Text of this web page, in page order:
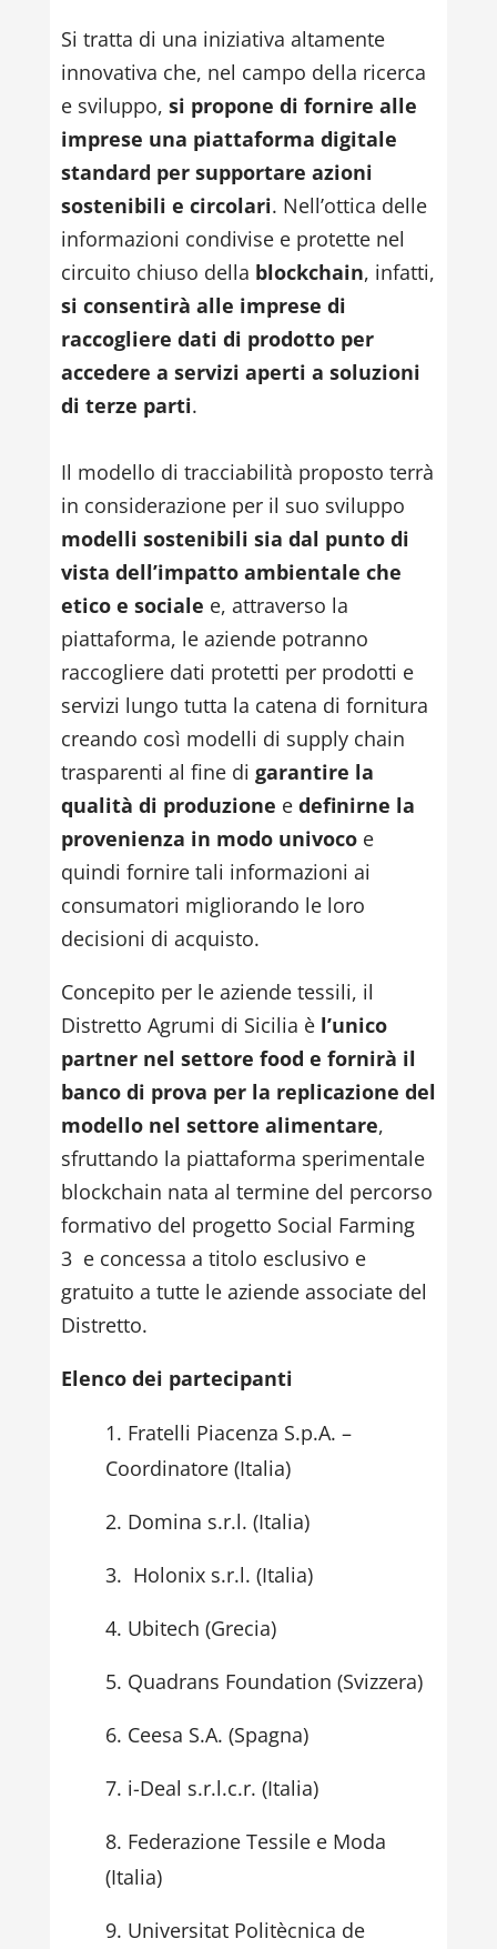
Si tratta di una iniziativa altamente
innovativa che, nel campo della ricerca
e sviluppo, si propone di fornire alle
imprese una piattaforma digitale
standard per supportare azioni
sostenibili e circolari. Nell’ottica delle
informazioni condivise e protette nel
circuito chiuso della blockchain, infatti,
si consentirà alle imprese di
raccogliere dati di prodotto per
accedere a servizi aperti a soluzioni
di terze parti.
Il modello di tracciabilità proposto terrà
in considerazione per il suo sviluppo
modelli sostenibili sia dal punto di
vista dell’impatto ambientale che
etico e sociale e, attraverso la
piattaforma, le aziende potranno
raccogliere dati protetti per prodotti e
servizi lungo tutta la catena di fornitura
creando così modelli di supply chain
trasparenti al fine di garantire la
qualità di produzione e definirne la
provenienza in modo univocoe
quindi fornire tali informazioni ai
consumatori migliorando le loro
decisioni di acquisto.
Concepito per le aziende tessili, il
Distretto Agrumi di Sicilia è l’unico
partner nel settore food e fornirà il
banco di prova per la replicazione del
modello nel settore alimentare,
sfruttando la piattaforma sperimentale
blockchain nata al termine del percorso
formativo del progetto Social Farming
3 e concessa a titolo esclusivo e
gratuito a tutte le aziende associate del
Distretto.
Elenco dei partecipanti
Fratelli Piacenza S.p.A. –
Coordinatore (Italia)
Domina s.r.l. (Italia)
Holonix s.r.l. (Italia)
Ubitech (Grecia)
Quadrans Foundation (Svizzera)
Ceesa S.A. (Spagna)
i-Deal s.r.l.c.r. (Italia)
Federazione Tessile e Moda
(Italia)
Universitat Politècnica de